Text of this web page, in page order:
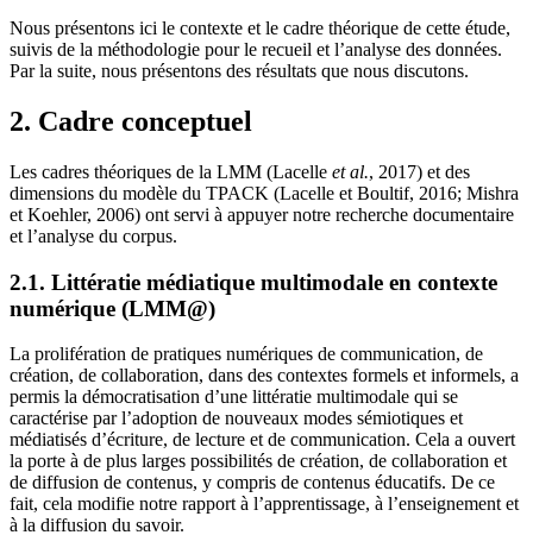
Nous présentons ici le contexte et le cadre théorique de cette étude,
suivis de la méthodologie pour le recueil et l’analyse des données.
Par la suite, nous présentons des résultats que nous discutons.
2. Cadre conceptuel
Les cadres théoriques de la LMM (Lacelle et al., 2017) et des
dimensions du modèle du TPACK (Lacelle et Boultif, 2016; Mishra
et Koehler, 2006) ont servi à appuyer notre recherche documentaire
et l’analyse du corpus.
2.1. Littératie médiatique multimodale en contexte
numérique (LMM@)
La prolifération de pratiques numériques de communication, de
création, de collaboration, dans des contextes formels et informels, a
permis la démocratisation d’une littératie multimodale qui se
caractérise par l’adoption de nouveaux modes sémiotiques et
médiatisés d’écriture, de lecture et de communication. Cela a ouvert
la porte à de plus larges possibilités de création, de collaboration et
de diffusion de contenus, y compris de contenus éducatifs. De ce
fait, cela modifie notre rapport à l’apprentissage, à l’enseignement et
à la diffusion du savoir.